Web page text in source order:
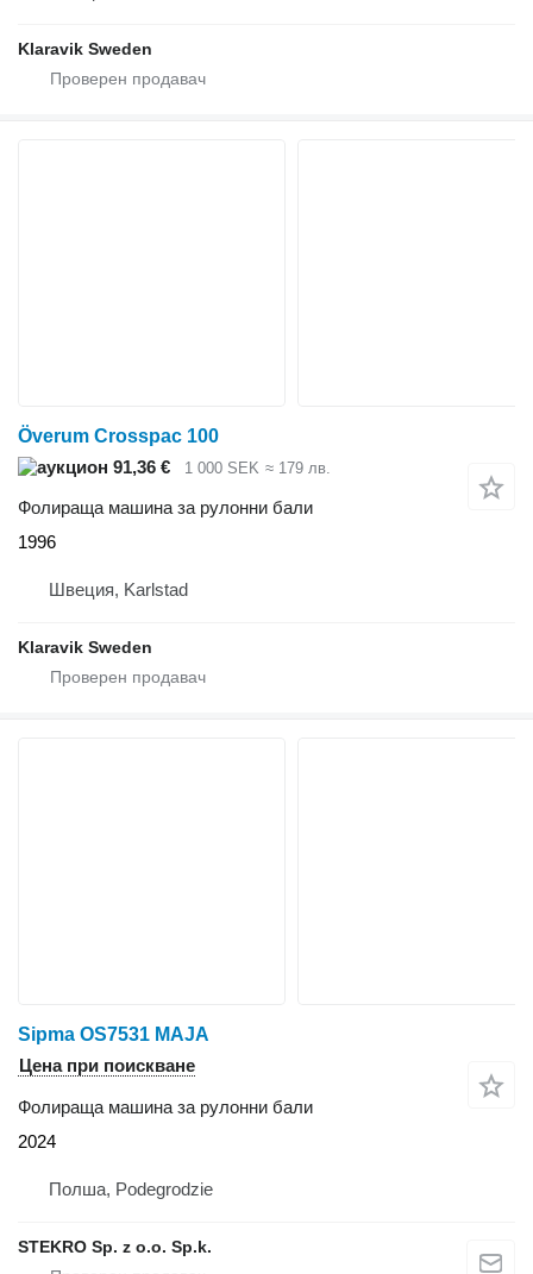
Klaravik Sweden
Överum Crosspac 100
91,36 €
1 000 SEK ≈ 179 лв.
Фолираща машина за рулонни бали
1996
Швеция, Karlstad
Klaravik Sweden
Sipma OS7531 MAJA
Цена при поискване
Фолираща машина за рулонни бали
2024
Полша, Podegrodzie
STEKRO Sp. z o.o. Sp.k.